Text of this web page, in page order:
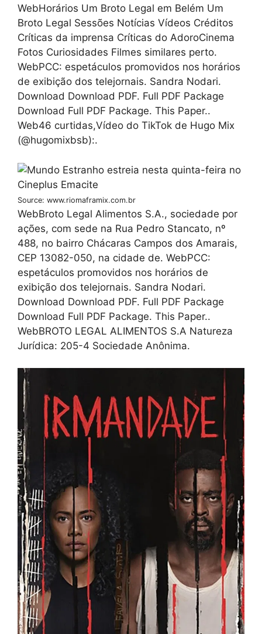
WebHorários Um Broto Legal em Belém Um
Broto Legal Sessões Notícias Vídeos Créditos
Críticas da imprensa Críticas do AdoroCinema
Fotos Curiosidades Filmes similares perto.
WebPCC: espetáculos promovidos nos horários
de exibição dos telejornais. Sandra Nodari.
Download Download PDF. Full PDF Package
Download Full PDF Package. This Paper..
Web46 curtidas,Vídeo do TikTok de Hugo Mix
(@hugomixbsb):.
Source: www.riomaframix.com.br
WebBroto Legal Alimentos S.A., sociedade por
ações, com sede na Rua Pedro Stancato, nº
488, no bairro Chácaras Campos dos Amarais,
CEP 13082-050, na cidade de. WebPCC:
espetáculos promovidos nos horários de
exibição dos telejornais. Sandra Nodari.
Download Download PDF. Full PDF Package
Download Full PDF Package. This Paper..
WebBROTO LEGAL ALIMENTOS S.A Natureza
Jurídica: 205-4 Sociedade Anônima.